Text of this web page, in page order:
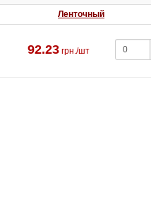
Ленточный
92.23 грн./шт